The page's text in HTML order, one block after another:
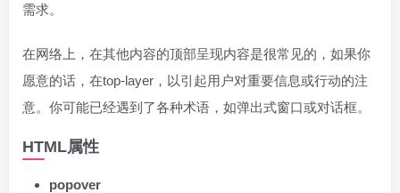
需求。
在网络上，在其他内容的顶部呈现内容是很常见的，如果你
愿意的话，在top-layer，以引起用户对重要信息或行动的注
意。你可能已经遇到了各种术语，如弹出式窗口或对话框。
HTML属性
popover